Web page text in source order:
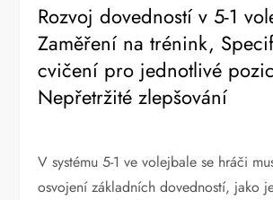
Rozvoj dovedností v 5-1
Zaměření na trénink,
cvičení pro jednotlivé
Nepřetržité zlepšování
V systému 5-1 ve volejbale se hráči
osvojení základních dovedností, jako